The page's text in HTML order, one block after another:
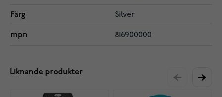
Färg Silver
mpn 816900000
Liknande produkter